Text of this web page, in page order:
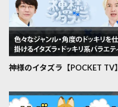
神様のイタズラ【POCKET TV】